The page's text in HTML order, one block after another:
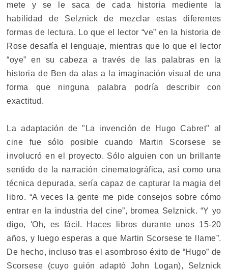
mete y se le saca de cada historia mediente la
habilidad de Selznick de mezclar estas diferentes
formas de lectura. Lo que el lector “ve” en la historia de
Rose desafía el lenguaje, mientras que lo que el lector
“oye” en su cabeza a través de las palabras en la
historia de Ben da alas a la imaginación visual de una
forma que ninguna palabra podría describir con
exactitud.
La adaptación de "La invención de Hugo Cabret" al
cine fue sólo posible cuando Martin Scorsese se
involucró en el proyecto. Sólo alguien con un brillante
sentido de la narración cinematográfica, así como una
técnica depurada, sería capaz de capturar la magia del
libro. “A veces la gente me pide consejos sobre cómo
entrar en la industria del cine”, bromea Selznick. “Y yo
digo, 'Oh, es fácil. Haces libros durante unos 15-20
años, y luego esperas a que Martin Scorsese te llame”.
De hecho, incluso tras el asombroso éxito de “Hugo” de
Scorsese (cuyo guión adaptó John Logan), Selznick